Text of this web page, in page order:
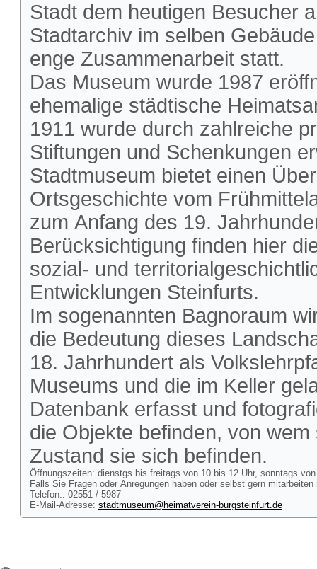
Stadt dem heutigen Besucher
Stadtarchiv im selben
enge Zusammenarbeit statt.
Das Museum wurde 1987
ehemalige städtische
1911 wurde durch zahlreiche
Stiftungen und Schenkungen
Stadtmuseum bietet einen
Ortsgeschichte vom
zum Anfang des 19.
Berücksichtigung finden hier
sozial- und
Entwicklungen Steinfurts.
Im sogenannten Bagnoraum
die Bedeutung dieses
18. Jahrhundert als
Museums und die im Keller
Datenbank erfasst und
die Objekte befinden, von
Zustand sie sich befinden.
Öffnungszeiten: dienstgs bis freitags von 10 bis 12 Uhr, sonntags
Falls Sie Fragen oder Anregungen haben oder selbst gern
Telefon:. 02551 / 5987
E-Mail-Adresse: stadtmuseum@heimatverein-burgsteinfurt.de